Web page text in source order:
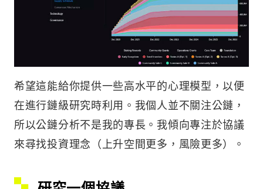
希望這能給你提供一些高水平的心理模型，以便
在進行鏈級研究時利用。我個人並不關注公鏈，
所以公鏈分析不是我的專長。我傾向專注於協議
來尋找投資理念（上升空間更多，風險更多）。